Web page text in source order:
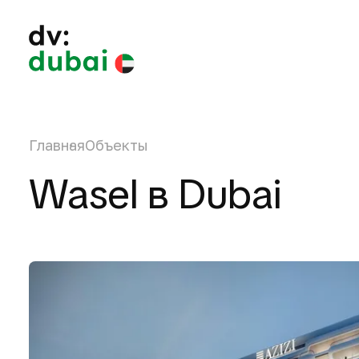
ГлавнаяОбъекты
Wasel в Dubai